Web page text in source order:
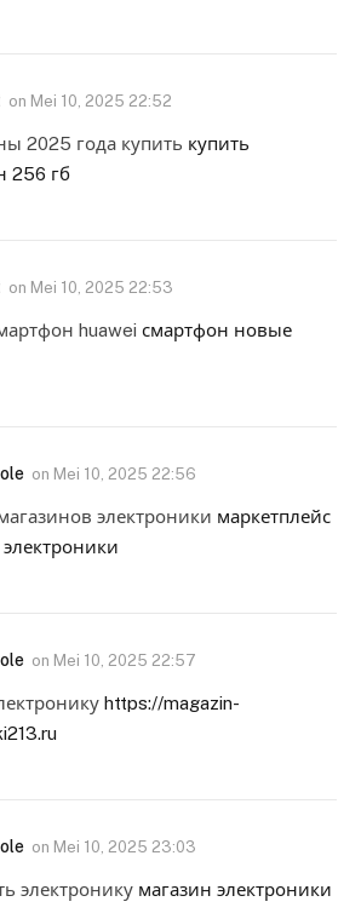
on Mei 10, 2025 22:52
2025 года купить купить
256 гб
on Mei 10, 2025 22:53
huawei смартфон новые
on Mei 10, 2025 22:56
электроники маркетплейс
on Mei 10, 2025 22:57
https://magazin-
on Mei 10, 2025 23:03
электронику магазин электроники